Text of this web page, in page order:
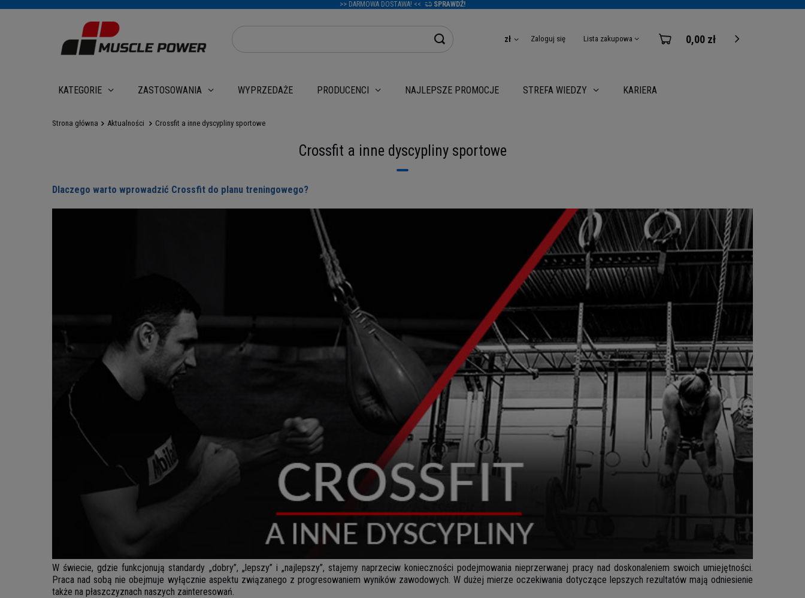
>> DARMOWA DOSTAWA! << SPRAWDŹ!
zł Zaloguj się Lista zakupowa 0,00 zł
KATEGORIE ZASTOSOWANIA WYPRZEDAŻE PRODUCENCI NAJLEPSZE PROMOCJE STREFA WIEDZY KARIERA
Strona główna Aktualności Crossfit a inne dyscypliny sportowe
Crossfit a inne dyscypliny sportowe
Dlaczego warto wprowadzić Crossfit do planu treningowego?
W świecie, gdzie funkcjonują standardy „dobry”, „lepszy” i „najlepszy”, stajemy naprzeciw konieczności podejmowania nieprzerwanej pracy nad doskonaleniem swoich umiejętności.
Praca nad sobą nie obejmuje wyłącznie aspektu związanego z progresowaniem wyników zawodowych. W dużej mierze oczekiwania dotyczące lepszych rezultatów mają odniesienie
także na płaszczyznach naszych zainteresowań.